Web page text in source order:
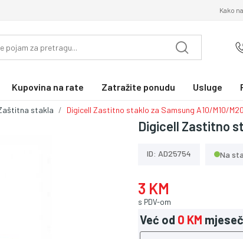
Kako
Kupovina na rate Zatražite ponudu Usluge
stakla Digicell Zastitno staklo za Samsung A10/M10/M20
Digicell Zastitno
ID: AD25754 Na
3 KM
s PDV-om
Već od 0 KM